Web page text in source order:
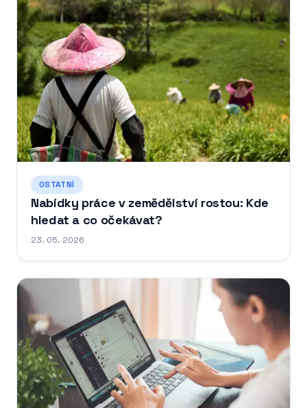
OSTATNÍ
Nabídky práce v zemědělství rostou: Kde
hledat a co očekávat?
23. 05. 2026